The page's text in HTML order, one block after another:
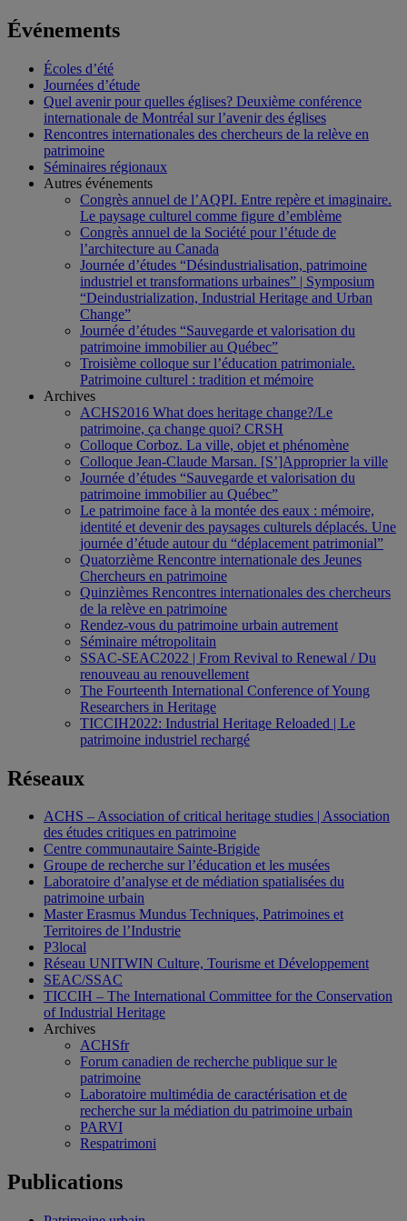
Événements
Écoles d’été
Journées d’étude
Quel avenir pour quelles églises? Deuxième conférence
internationale de Montréal sur l’avenir des églises
Rencontres internationales des chercheurs de la relève en
patrimoine
Séminaires régionaux
Autres événements
Congrès annuel de l’AQPI. Entre repère et imaginaire.
Le paysage culturel comme figure d’emblème
Congrès annuel de la Société pour l’étude de
l’architecture au Canada
Journée d’études “Désindustrialisation, patrimoine
industriel et transformations urbaines” | Symposium
“Deindustrialization, Industrial Heritage and Urban
Change”
Journée d’études “Sauvegarde et valorisation du
patrimoine immobilier au Québec”
Troisième colloque sur l’éducation patrimoniale.
Patrimoine culturel : tradition et mémoire
Archives
ACHS2016 What does heritage change?/Le
patrimoine, ça change quoi? CRSH
Colloque Corboz. La ville, objet et phénomène
Colloque Jean-Claude Marsan. [S’]Approprier la ville
Journée d’études “Sauvegarde et valorisation du
patrimoine immobilier au Québec”
Le patrimoine face à la montée des eaux : mémoire,
identité et devenir des paysages culturels déplacés. Une
journée d’étude autour du “déplacement patrimonial”
Quatorzième Rencontre internationale des Jeunes
Chercheurs en patrimoine
Quinzièmes Rencontres internationales des chercheurs
de la relève en patrimoine
Rendez-vous du patrimoine urbain autrement
Séminaire métropolitain
SSAC-SEAC2022 | From Revival to Renewal / Du
renouveau au renouvellement
The Fourteenth International Conference of Young
Researchers in Heritage
TICCIH2022: Industrial Heritage Reloaded | Le
patrimoine industriel rechargé
Réseaux
ACHS – Association of critical heritage studies | Association
des études critiques en patrimoine
Centre communautaire Sainte-Brigide
Groupe de recherche sur l’éducation et les musées
Laboratoire d’analyse et de médiation spatialisées du
patrimoine urbain
Master Erasmus Mundus Techniques, Patrimoines et
Territoires de l’Industrie
P3local
Réseau UNITWIN Culture, Tourisme et Développement
SEAC/SSAC
TICCIH – The International Committee for the Conservation
of Industrial Heritage
Archives
ACHSfr
Forum canadien de recherche publique sur le
patrimoine
Laboratoire multimédia de caractérisation et de
recherche sur la médiation du patrimoine urbain
PARVI
Respatrimoni
Publications